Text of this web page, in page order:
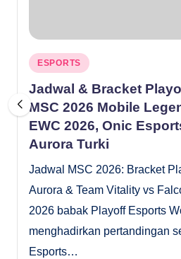
Posted
ESPORTS
Jadwal & Bracket
MSC 2026 Mobile
EWC 2026, Onic
Aurora Turki
Jadwal MSC 2026: Bracket
Aurora & Team Vitality vs
2026 babak Playoff Esports
menghadirkan pertandingan
Esports…